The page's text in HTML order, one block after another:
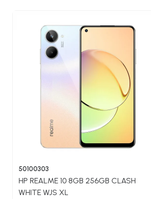
50100303
HP REALME 10 8GB 256GB CLASH
WHITE WJS XL